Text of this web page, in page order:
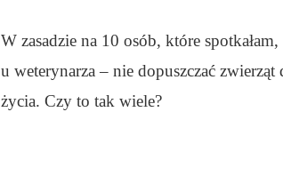
W zasadzie na 10 osób, które
u weterynarza – nie dopuszczać
życia. Czy to tak wiele?